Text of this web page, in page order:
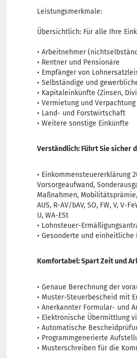
Leistungsmerkmale:
Übersichtlich: Für alle Ihre
• Arbeitnehmer
• Rentner und Pensionäre
• Empfänger von
• Selbständige und
• Kapitaleinkünfte (Zinsen,
• Vermietung und Verpachtung
• Land- und Forstwirtschaft
• Weitere sonstige Einkünfte
Verständlich: Führt Sie sicher
• Einkommensteuererklärung
Vorsorgeaufwand,
Maßnahmen, Mobilitätsprämie,
AUS, R-AV/bAV, SO, FW, V, V-
U, WA-ESt
• Lohnsteuer-
• Gesonderte und einheitliche
Komfortabel: Spart Zeit und
• Genaue Berechnung der
• Muster-Steuerbescheid mit
• Anerkannter Formular- und
• Elektronische Übermittlung
• Automatische
• Programmgenerierte
• Musterschreiben für die